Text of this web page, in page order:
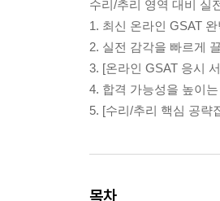
수리/추리 영역 대비 실
1. 최신 온라인 GSAT
2. 실전 감각을 빠르게
3. [온라인 GSAT 응시
4. 합격 가능성을 높이
5. [수리/추리 핵심 공략
목차